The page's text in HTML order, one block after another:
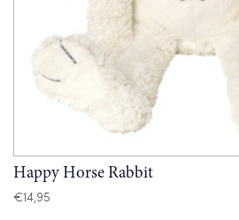
Happy Horse Rabbit
€14,95